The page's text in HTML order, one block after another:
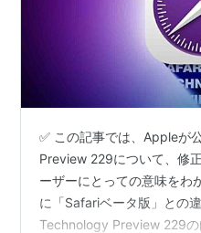
✅ この記事では、Appleが
Preview 229について、修
ーザーにとっての意味をわ
に「Safariベータ版」との
Technology Preview 229